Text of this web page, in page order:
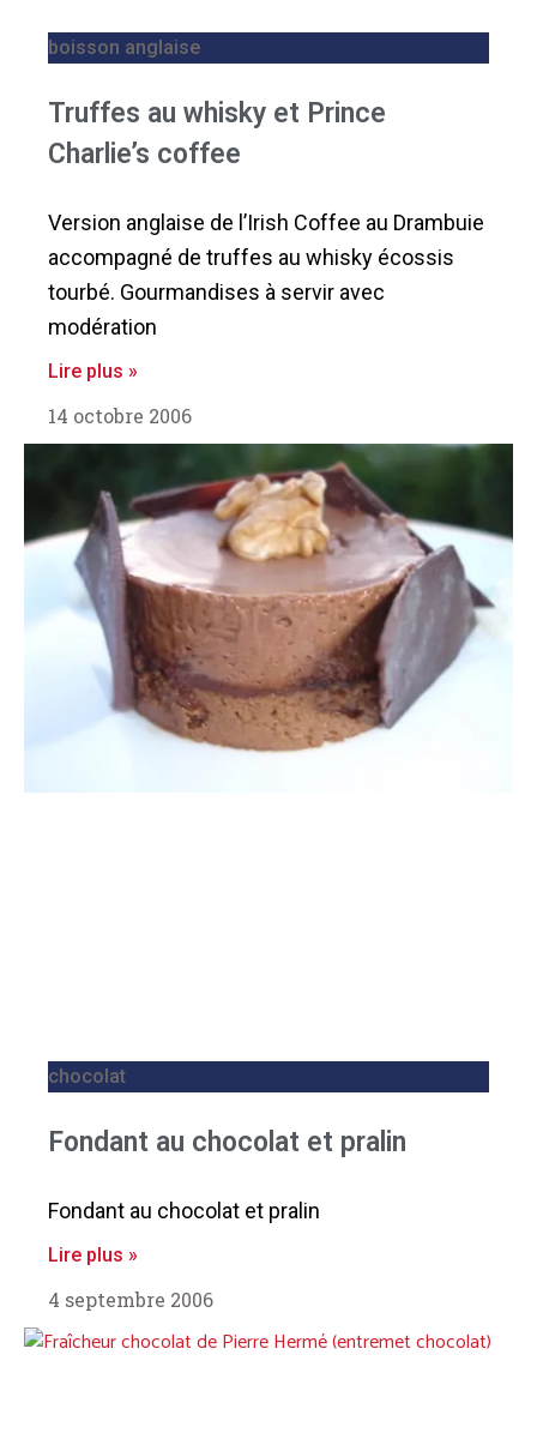
boisson anglaise
Truffes au whisky et Prince
Charlie’s coffee
Version anglaise de l’Irish Coffee au Drambuie
accompagné de truffes au whisky écossis
tourbé. Gourmandises à servir avec
modération
Lire plus »
14 octobre 2006
chocolat
Fondant au chocolat et pralin
Fondant au chocolat et pralin
Lire plus »
4 septembre 2006